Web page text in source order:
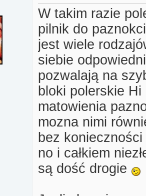
W takim razie
pilnik do
jest wiele
siebie
pozwalają na
bloki polerskie
matowienia
mozna nimi
bez
no i całkiem
są dość drogie